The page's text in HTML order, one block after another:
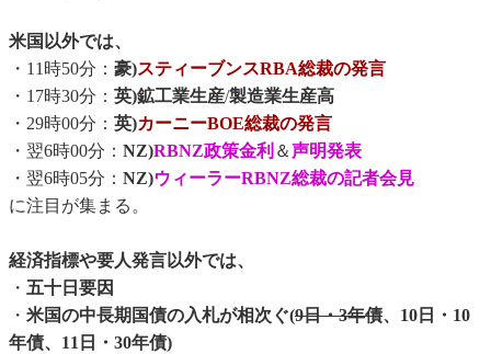
米国以外では、
・11時50分： 豪)スティーブンスRBA総裁の発言
・17時30分： 英)鉱工業生産/製造業生産高
・29時00分： 英)カーニーBOE総裁の発言
・翌6時00分： NZ)RBNZ政策金利 ＆声明発表
・翌6時05分： NZ)ウィーラーRBNZ総裁の記者会見
に注目が集まる。
経済指標や要人発言以外では、
・ 五十日要因
・ 米国の中長期国債の入札が相次ぐ(9日・3年債、10日・10
年債、11日・30年債)